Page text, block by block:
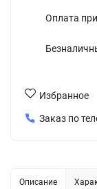
Оплата
Избранное
Заказ по
Описание